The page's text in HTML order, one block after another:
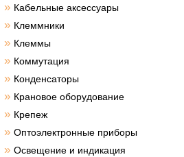
» Кабельные аксессуары
» Клеммники
» Клеммы
» Коммутация
» Конденсаторы
» Крановое оборудование
» Крепеж
» Оптоэлектронные приборы
» Освещение и индикация